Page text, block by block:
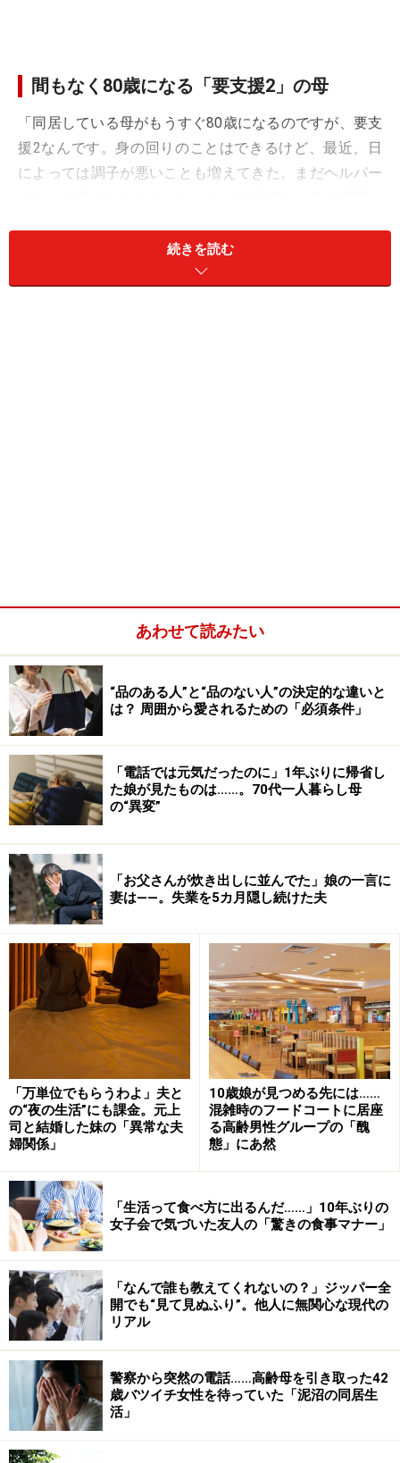
間もなく80歳になる「要支援2」の母
「同居している母がもうすぐ80歳になるのですが、要支
援2なんです。身の回りのことはできるけど、最近、日
によっては調子が悪いことも増えてきた。まだヘルパー
夫が出張、私が重要な商談で出かけてしまうと、どうし
ても中学生のひとり息子に負担がかかる。ケアマネにも
要介護となっても、家族が同居している場合、基本的に
家事は助けてもらえない。夜まで母がひとりで過ごさな
ければならないときは息子が調理をしたり後片付けをし
たりしてくれるが、それが心苦しいとヨウコさんは感じ
ている。
「もちろん、ふだんは私がなるべく定時で引き上げるよ
うにしていますし、残業が入ったときは夫に連絡して早
く帰ってもらうことになっていますが、ふたりとも多忙
な時期もあるんですよね」
「母の態度」が私をイライラさせる
ではひとり暮らしをしていたのだが、さすがにひとりに
はしておけないと同居したのに、「感謝が足りない」と
ヨウコさんは言う。
「私にはいいですよ、娘だから。でも夫や息子が何かし
てくれたら、ありがとうくらい言ってもいいはず。何度
か検査したけど認知症ではないし、普通に会話もでき
る。もともとそういう人だったのか、今となってはわか
らないけれど、とにかく『何でも人がやってくれて当
然』という感じなんです。それがどうしても、私をイラ
イラさせる」
続きを読む
あわせて読みたい
“品のある人”と“品のない人”の決定的な違いと
は？ 周囲から愛されるための「必須条件」
「電話では元気だったのに」1年ぶりに帰省し
た娘が見たものは……。70代一人暮らし母
の“異変”
「お父さんが炊き出しに並んでた」娘の一言に
妻は――。失業を5カ月隠し続けた夫
「万単位でもらうわよ」夫と
の“夜の生活”にも課金。元上
司と結婚した妹の「異常な夫
婦関係」
10歳娘が見つめる先には……
混雑時のフードコートに居座
る高齢男性グループの「醜
態」にあ然
「生活って食べ方に出るんだ……」10年ぶりの
女子会で気づいた友人の「驚きの食事マナー」
「なんで誰も教えてくれないの？」ジッパー全
開でも“見て見ぬふり”。他人に無関心な現代の
リアル
警察から突然の電話……高齢母を引き取った42
歳バツイチ女性を待っていた「泥沼の同居生
活」